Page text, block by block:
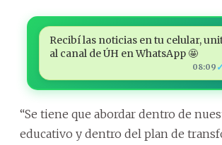
Recibí las noticias en tu celular,
al canal de ÚH en WhatsApp 🤩
08:09
“Se tiene que abordar dentro de
educativo y dentro del plan de